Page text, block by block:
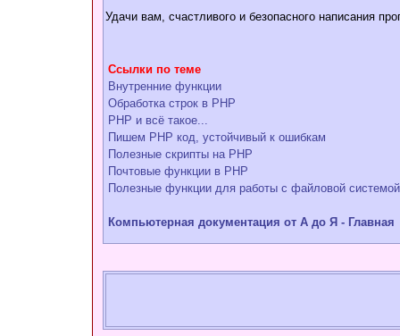
Удачи вам, счастливого и безопасного написания
Ссылки по теме
Внутренние функции
Обработка строк в РНР
PHP и всё такое...
Пишем PHP код, устойчивый к ошибкам
Полезные скрипты на PHP
Почтовые функции в РНР
Полезные функции для работы с файловой системой
Компьютерная документация от А до Я - Главная